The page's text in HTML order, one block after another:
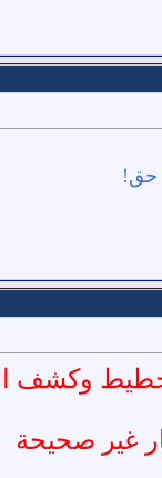
حق!
وكشف
غير صحيحة